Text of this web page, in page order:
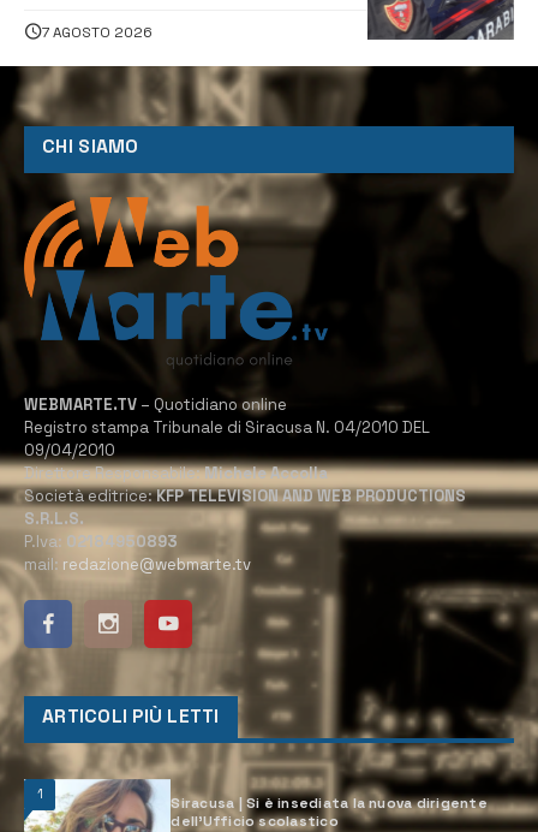
7 AGOSTO 2026
CHI SIAMO
WEBMARTE.TV – Quotidiano online
Registro stampa Tribunale di Siracusa N. 04/2010 DEL
09/04/2010
Direttore Responsabile:Michele Accolla
Società editrice:KFP TELEVISION AND WEB PRODUCTIONS
S.R.L.S.
P.Iva: 02184950893
mail: redazione@webmarte.tv
ARTICOLI PIÙ LETTI
1
Siracusa | Si è insediata la nuova dirigente
dell’Ufficio scolastico